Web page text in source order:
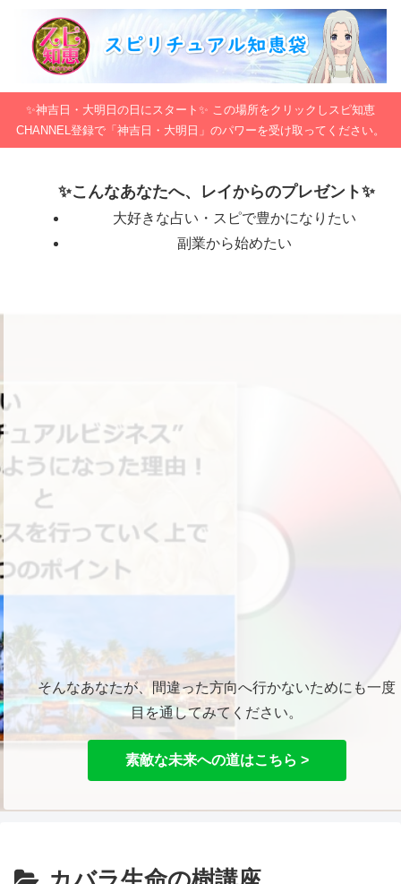
✨神吉日・大明日の日にスタート✨ この場所をクリックしスピ知恵
CHANNEL登録で「神吉日・大明日」のパワーを受け取ってください。
✨こんなあなたへ、レイからのプレゼント✨
大好きな占い・スピで豊かになりたい
副業から始めたい
そんなあなたが、間違った方向へ行かないためにも一度
目を通してみてください。
素敵な未来への道はこちら >